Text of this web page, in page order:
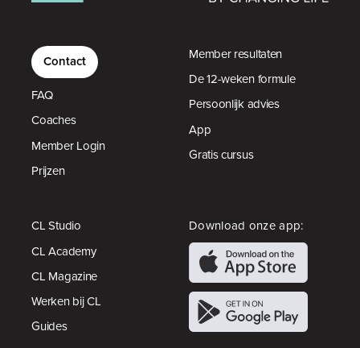
Contact
FAQ
Coaches
Member Login
Prijzen
Member resultaten
De 12-weken formule
Persoonlijk advies
App
Gratis cursus
CL Studio
CL Academy
CL Magazine
Werken bij CL
Guides
Download onze app: